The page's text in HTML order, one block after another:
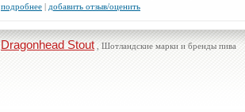
подробнее | добавить отзыв/оценить
Dragonhead Stout , Шотландские марки и бренды пива